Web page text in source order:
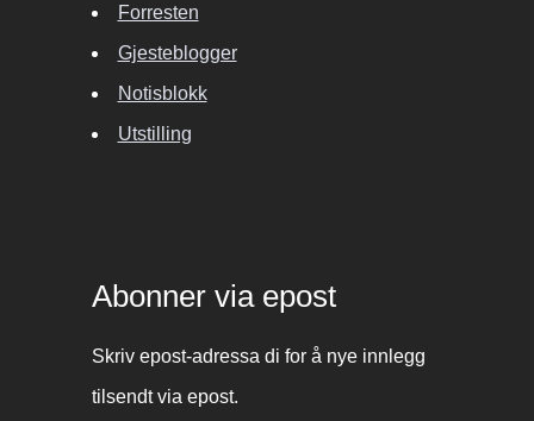
Forresten
Gjesteblogger
Notisblokk
Utstilling
Abonner via epost
Skriv epost-adressa di for å nye innlegg
tilsendt via epost.